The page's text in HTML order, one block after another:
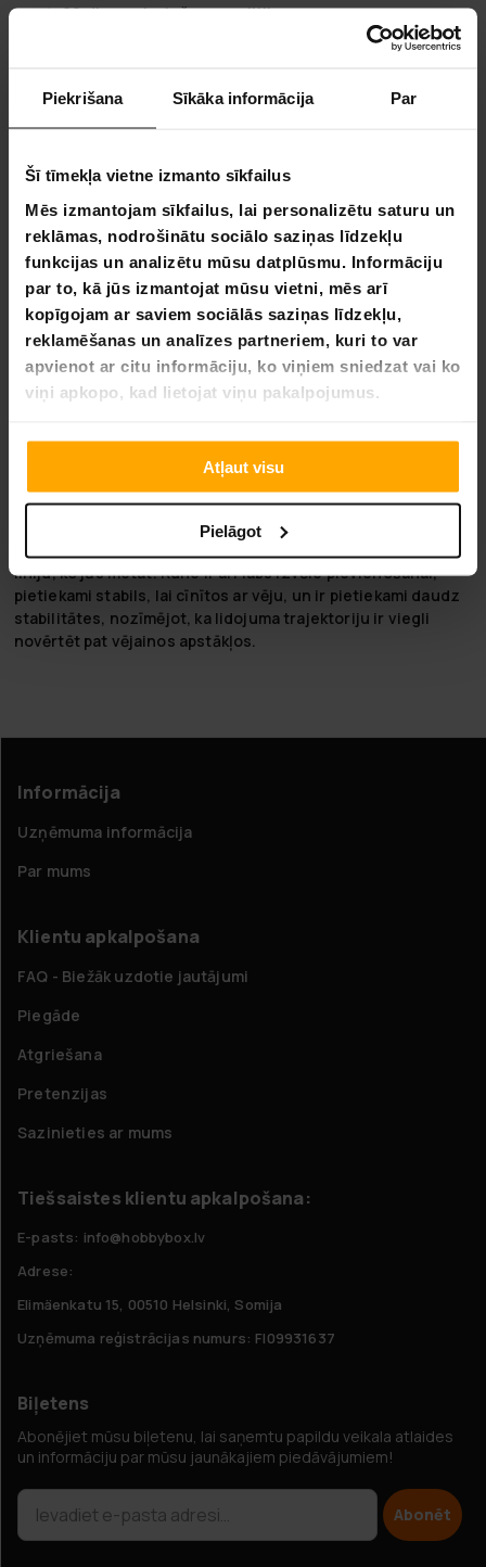
Piekrišana Sīkāka informācija Par
Šī tīmekļa vietne izmanto sīkfailus
Mēs izmantojam sīkfailus, lai personalizētu saturu un
reklāmas, nodrošinātu sociālo saziņas līdzekļu
funkcijas un analizētu mūsu datplūsmu. Informāciju
par to, kā jūs izmantojat mūsu vietni, mēs arī
kopīgojam ar saviem sociālās saziņas līdzekļu,
reklamēšanas un analīzes partneriem, kuri to var
apvienot ar citu informāciju, ko viņiem sniedzat vai ko
viņi apkopo, kad lietojat viņu pakalpojumus.
Atļaut visu
Pielāgot
60 dienu atgriešanas politika
Elastīgas maksājumu metodes
Viking Discs Rune - Storm
Piezīme: Diemžēl, pasūtot tiešsaistē, nav iespējams
izvēlēties disku golfa diska krāsu.
Plastika: Storm
Veids: Taisni metieni un pieeja
Rune ir pārsteidzošs disku golfs, pateicoties unikālajai
sajūtai, ko rada disks! Pateicoties zemam profilam, lēnajam
ātrumam un minimālajai bumbiņai, jūs ātri apgūsiet, kā
efektīvi izmantot šo pikeri. Minimālā bumbiņa palīdz
līniju, ko jūs metat. Rune ir arī labs izvēle pievienošanai,
pietiekami stabils, lai cīnītos ar vēju, un ir pietiekami daudz
stabilitātes, nozīmējot, ka lidojuma trajektoriju ir viegli
novērtēt pat vējainos apstākļos.
Informācija
Uzņēmuma informācija
Par mums
Klientu apkalpošana
FAQ - Biežāk uzdotie jautājumi
Piegāde
Atgriešana
Pretenzijas
Sazinieties ar mums
Tiešsaistes klientu apkalpošana:
E-pasts: info@hobbybox.lv
Adrese:
Elimäenkatu 15, 00510 Helsinki, Somija
Uzņēmuma reģistrācijas numurs: FI09931637
Biļetens
Abonējiet mūsu biļetenu, lai saņemtu papildu veikala atlaides
un informāciju par mūsu jaunākajiem piedāvājumiem!
Abonēt